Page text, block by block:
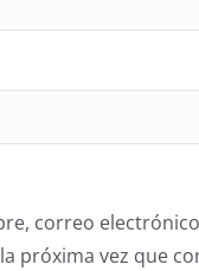
correo
próxima vez que